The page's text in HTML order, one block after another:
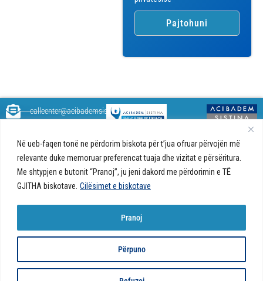
Në ueb-faqen tonë ne përdorim biskota për t’jua ofruar përvojën më
relevante duke memoruar preferencat tuaja dhe vizitat e përsëritura.
Me shtypjen e butonit “Pranoj”, ju jeni dakord me përdorimin e TË
GJITHA biskotave. Cilësimet e biskotave
Përpuno
Pranoj
këshilla shëndetësore rreth
shëndetit tuaj. Ne kemi krijuar
një ueb portal që do t'ju ofrojë
përgjigjet e pyetjeve tuaja në
shëndetshme.
callcenter@acibademsistina.mk
Ul. Skupi 5A Shkup
Sistina - Bëhet
fjalë për jetën!
rezervuara
Politika e biskotave në ueb-faqe |
privatësisë